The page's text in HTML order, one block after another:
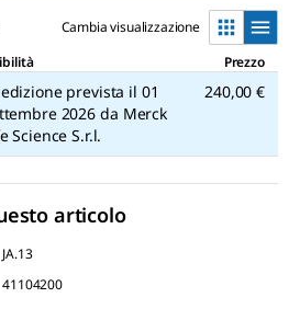
Cambia visualizzazione
Prezzo
prevista il 01
2026 da Merck
Science S.r.l.
240,00 €
articolo
JA.13
41104200